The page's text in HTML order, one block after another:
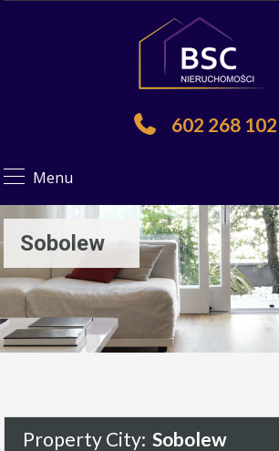
602 268 102
Menu
Sobolew
Property City: Sobolew